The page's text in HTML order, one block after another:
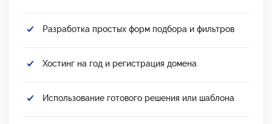
Разработка простых форм подбора и фильтров
Хостинг на год и регистрация домена
Использование готового решения или шаблона